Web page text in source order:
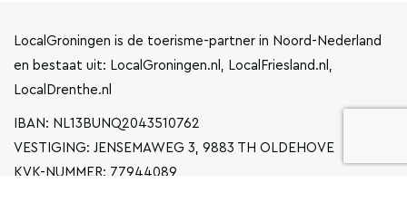
LocalGroningen is de toerisme-partner in Noord-Nederland
en bestaat uit: LocalGroningen.nl, LocalFriesland.nl,
LocalDrenthe.nl
IBAN: NL13BUNQ2043510762
VESTIGING: JENSEMAWEG 3, 9883 TH OLDEHOVE
KVK-NUMMER: 77944089